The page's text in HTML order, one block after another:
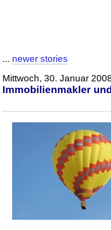
... newer stories
Mittwoch, 30. Januar
Immobilienmakler